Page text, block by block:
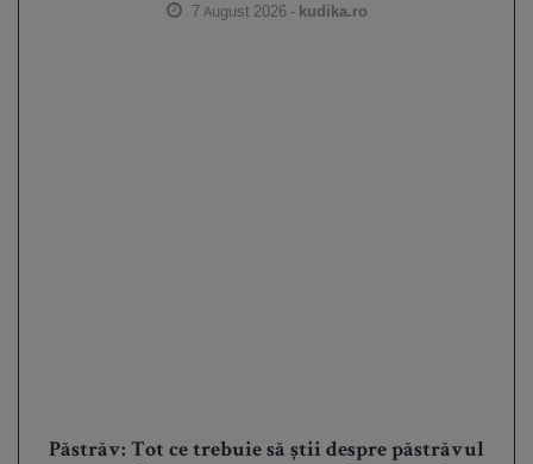
7 August 2026 - kudika.ro
Păstrăv: Tot ce trebuie să știi despre păstrăvul